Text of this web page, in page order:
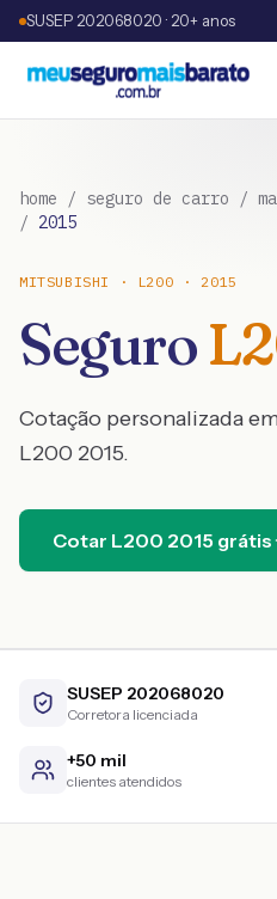
SUSEP 202068020 · 20+ anos
home / seguro de carro /
/ 2015
MITSUBISHI · L200 · 2015
Seguro
Cotação personalizada
L200 2015.
Cotar L200 2015 grátis
SUSEP 202068020
Corretora licenciada
+50 mil
clientes atendidos